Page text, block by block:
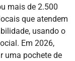
mais de 2.500
que atendem
usando o
Em 2026,
uma pochete de